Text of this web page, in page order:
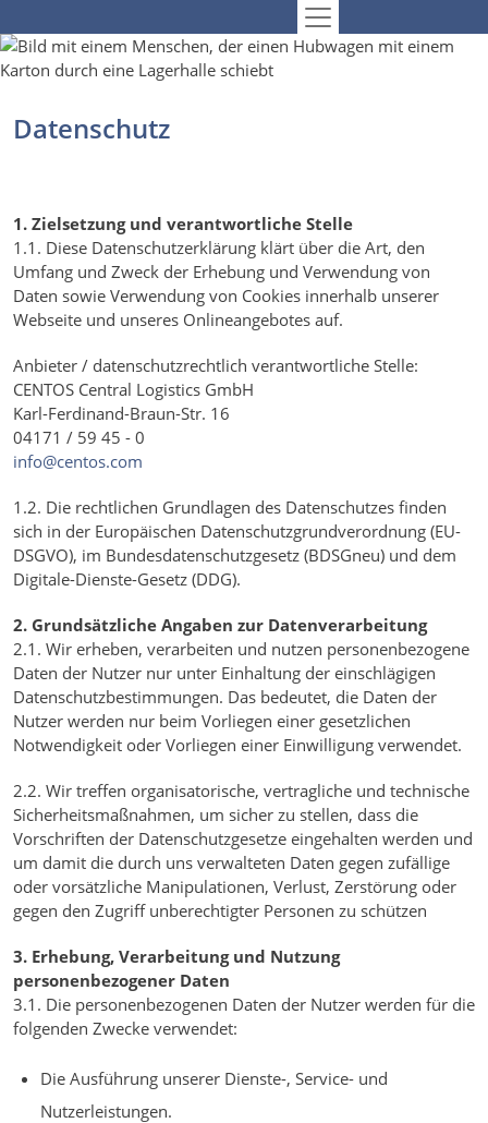
Datenschutz
1. Zielsetzung und verantwortliche Stelle
1.1. Diese Datenschutzerklärung klärt über die Art, den
Umfang und Zweck der Erhebung und Verwendung von
Daten sowie Verwendung von Cookies innerhalb unserer
Webseite und unseres Onlineangebotes auf.
Anbieter / datenschutzrechtlich verantwortliche Stelle:
CENTOS Central Logistics GmbH
Karl-Ferdinand-Braun-Str. 16
04171 / 59 45 - 0
info@centos.com
1.2. Die rechtlichen Grundlagen des Datenschutzes finden
sich in der Europäischen Datenschutzgrundverordnung (EU-
DSGVO), im Bundesdatenschutzgesetz (BDSGneu) und dem
Digitale-Dienste-Gesetz (DDG).
2. Grundsätzliche Angaben zur Datenverarbeitung
2.1. Wir erheben, verarbeiten und nutzen personenbezogene
Daten der Nutzer nur unter Einhaltung der einschlägigen
Datenschutzbestimmungen. Das bedeutet, die Daten der
Nutzer werden nur beim Vorliegen einer gesetzlichen
Notwendigkeit oder Vorliegen einer Einwilligung verwendet.
2.2. Wir treffen organisatorische, vertragliche und technische
Sicherheitsmaßnahmen, um sicher zu stellen, dass die
Vorschriften der Datenschutzgesetze eingehalten werden und
um damit die durch uns verwalteten Daten gegen zufällige
oder vorsätzliche Manipulationen, Verlust, Zerstörung oder
gegen den Zugriff unberechtigter Personen zu schützen
3. Erhebung, Verarbeitung und Nutzung
personenbezogener Daten
3.1. Die personenbezogenen Daten der Nutzer werden für die
folgenden Zwecke verwendet:
Die Ausführung unserer Dienste-, Service- und
Nutzerleistungen.